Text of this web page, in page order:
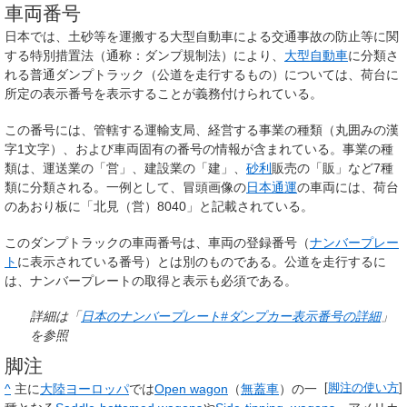
車両番号
日本では、土砂等を運搬する大型自動車による交通事故の防止等に関
する特別措置法（通称：ダンプ規制法）により、 大型自動車に分類さ
れる普通ダンプトラック（公道を走行するもの）については、荷台に
所定の表示番号を表示することが義務付けられている。
この番号には、管轄する運輸支局、経営する事業の種類（丸囲みの漢
字1文字）、および車両固有の番号の情報が含まれている。事業の種
類は、運送業の「営」、建設業の「建」、 砂利 販売の「販」など7種
類に分類される。一例として、冒頭画像の日本通運の車両には、荷台
のあおり板に「北見（営）8040」と記載されている。
このダンプトラックの車両番号は、車両の登録番号（ナンバープレー
ト に表示されている番号）とは別のものである。公道を走行するに
は、ナンバープレートの取得と表示も必須である。
詳細は「日本のナンバープレート#ダンプカー表示番号の詳細」
を参照
脚注
脚注の使い方
^ 主に大陸ヨーロッパではOpen wagon （無蓋車）の一